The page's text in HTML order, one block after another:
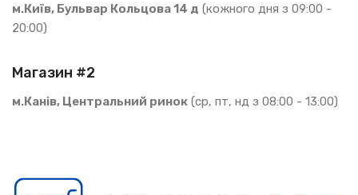
м.Київ, Бульвар Кольцова 14 д (кожного дня з 09:00 -
20:00)
Магазин #2
м.Канів, Центральний ринок (ср, пт, нд з 08:00 - 13:00)